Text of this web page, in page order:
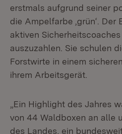
erstmals aufgrund seiner
die Ampelfarbe ‚grün‘. Der
aktiven
auszuzahlen. Sie schulen
Forstwirte in einem
ihrem Arbeitsgerät.
„Ein Highlight des Jahres
von 44 Waldboxen an alle
des Landes, ein